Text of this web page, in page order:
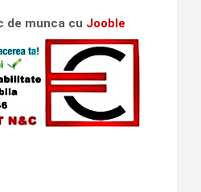
de munca cu Jooble